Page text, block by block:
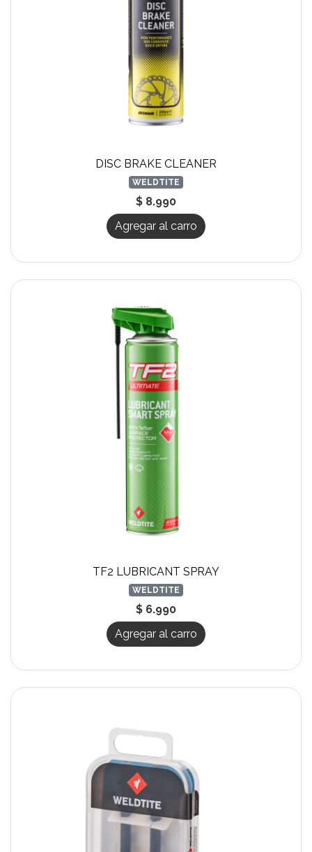
DISC BRAKE CLEANER
WELDTITE
$ 8.990
Agregar al carro
TF2 LUBRICANT SPRAY
WELDTITE
$ 6.990
Agregar al carro